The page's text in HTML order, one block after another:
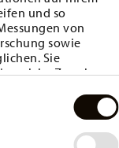
und so
von
sowie
Sie
welche Zwecke
das Privacy